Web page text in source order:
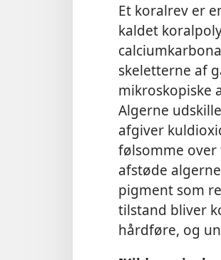
Et koralrev er
kaldet
skeletterne af
mikroskopiske
Algerne
afgiver
følsomme
afstøde
pigment som
tilstand bliver
hårdføre, og